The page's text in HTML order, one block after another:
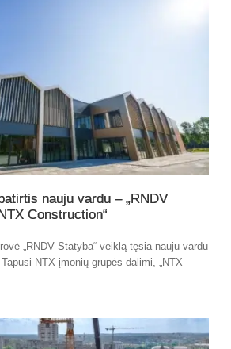
nauju vardu – „RNDV
Construction“
„RNDV Statyba“ veiklą tęsia nauju vardu
NTX įmonių grupės dalimi, „NTX